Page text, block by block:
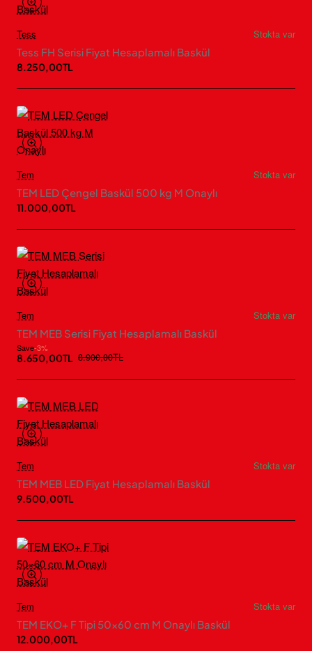
Tess
Stokta var
Tess FH Serisi Fiyat Hesaplamalı Baskül
8.250,00TL
Tem
Stokta var
TEM LED Çengel Baskül 500 kg M Onaylı
11.000,00TL
Tem
Stokta var
TEM MEB Serisi Fiyat Hesaplamalı Baskül
Save-3%
8.650,00TL 8.900,00TL
Tem
Stokta var
TEM MEB LED Fiyat Hesaplamalı Baskül
9.500,00TL
Tem
Stokta var
TEM EKO+ F Tipi 50×60 cm M Onaylı Baskül
12.000,00TL